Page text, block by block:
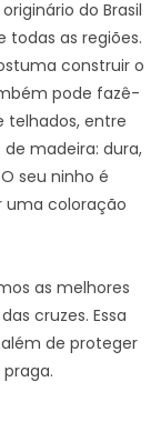
do Brasil
as regiões.
construir o
pode fazê-
telhados, entre
madeira: dura,
seu ninho é
uma coloração
as melhores
cruzes. Essa
de proteger